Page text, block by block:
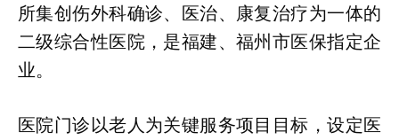
所集创伤外科确诊、医治、康复治疗为一体的
二级综合性医院，是福建、福州市医保指定企
业。
医院门诊以老人为关键服务项目目标，设定医